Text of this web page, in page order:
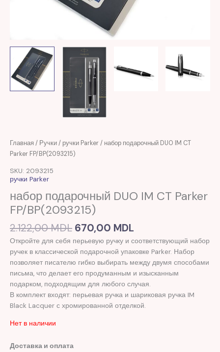
Главная / Ручки/ ручки Parker/ набор подарочный DUO IM CT
Parker FP/BP(2093215)
SKU: 2093215
ручки Parker
набор подарочный DUO IM CT Parker
FP/BP(2093215)
2.122,00MDL
Первоначальная
цена
670,00 MDL
Текущая
Откройте для себя перьевую ручку и соответствующий набор
ручек в классической подарочной упаковке Parker. Набор
позволяет писателю гибко выбирать между двумя способами
письма, что делает его продуманным и изысканным
подарком, подходящим для любого случая.
В комплект входят: перьевая ручка и шариковая ручка IM
Black Lacquer с хромированной отделкой.
Нет в наличии
Доставка и оплата